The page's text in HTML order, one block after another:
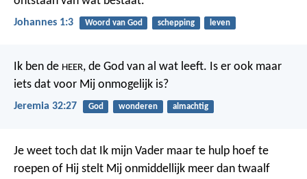
Johannes 1:3 Woord van God schepping leven
Ik ben de HEER, de God van al wat leeft. Is er ook maar
iets dat voor Mij onmogelijk is?
Jeremia 32:27 God wonderen almachtig
Je weet toch dat Ik mijn Vader maar te hulp hoef te
roepen of Hij stelt Mij onmiddellijk meer dan twaalf